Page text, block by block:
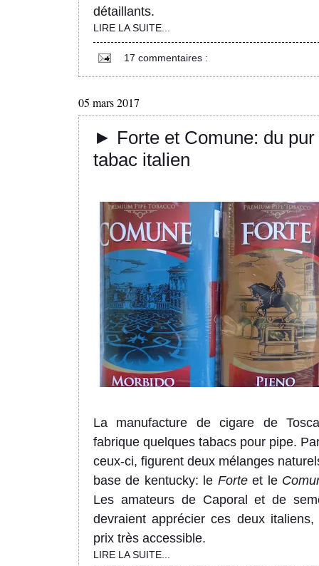
détaillants.
LIRE LA SUITE...
17 commentaires :
05 mars 2017
► Forte et Comune: du pur
tabac italien
La manufacture de cigare de
fabrique quelques tabacs pour pipe.
ceux-ci, figurent deux mélanges
base de kentucky: le Forteet le
Les amateurs de Caporal et de
devraient apprécierces deux italiens,
prix très accessible.
LIRE LA SUITE...